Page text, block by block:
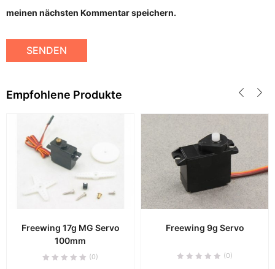
meinen nächsten Kommentar speichern.
Empfohlene Produkte
Freewing 17g MG Servo
100mm
(0)
Freewing 9g Servo
(0)